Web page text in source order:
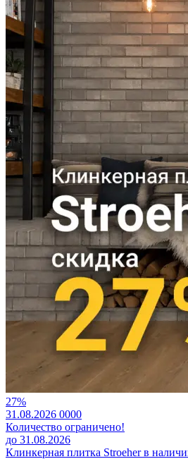
27%
31.08.2026 0000
Количество ограничено!
до 31.08.2026
Клинкерная плитка Stroeher в